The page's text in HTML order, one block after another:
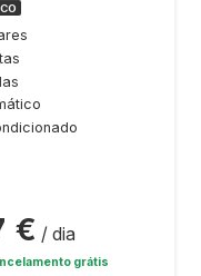
€ / dia
grátis